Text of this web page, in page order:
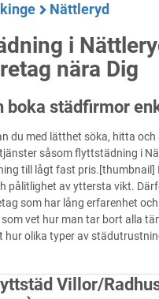
Nättleryd
i
nära Dig
boka städfirmor
du med lätthet söka, hitta
såsom flyttstädning i
till lågt fast pris.[thumbnail]
pålitlighet av yttersta vikt.
som har lång erfarenhet
vet hur man tar bort alla
hur olika typer av
Villor/